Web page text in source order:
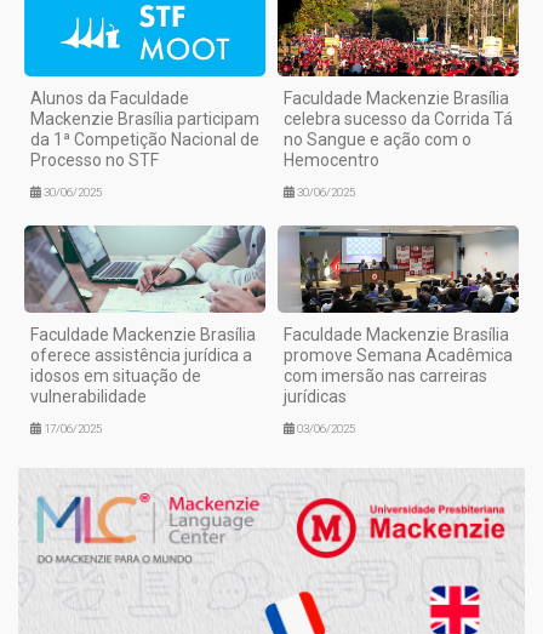
Alunos da Faculdade
Mackenzie Brasília participam
da 1ª Competição Nacional de
Processo no STF
30/06/2025
Faculdade Mackenzie Brasília
celebra sucesso da Corrida Tá
no Sangue e ação com o
Hemocentro
30/06/2025
Faculdade Mackenzie Brasília
oferece assistência jurídica a
idosos em situação de
vulnerabilidade
17/06/2025
Faculdade Mackenzie Brasília
promove Semana Acadêmica
com imersão nas carreiras
jurídicas
03/06/2025